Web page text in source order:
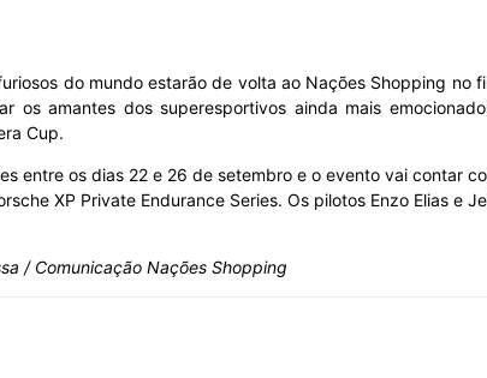
do mundo estarão de volta ao Nações Shopping
os amantes dos superesportivos ainda mais
Cup.
entre os dias 22 e 26 de setembro e o evento vai contar
XP Private Endurance Series. Os pilotos Enzo Elias
/ Comunicação Nações Shopping